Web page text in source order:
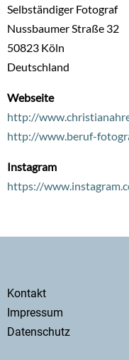
Selbständiger Fotograf
Nussbaumer Straße 32
50823 Köln
Deutschland
Webseite
http://
http://www.beruf-
Instagram
https://
Secondary
menu
Kontakt
Impressum
Datenschutz